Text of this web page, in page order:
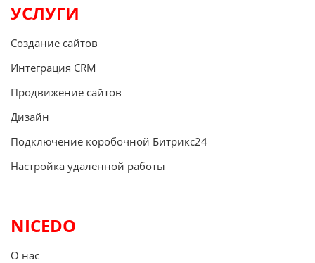
УСЛУГИ
Создание сайтов
Интеграция CRM
Продвижение сайтов
Дизайн
Подключение коробочной Битрикс24
Настройка удаленной работы
NICEDO
О нас